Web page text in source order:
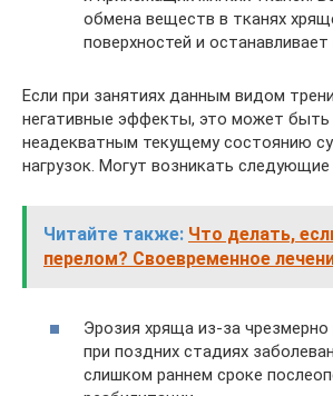
обмена веществ в тканях
поверхностей и останавливает
Если при занятиях данным видом
негативные эффекты, это может быть
неадекватным текущему состоянию
нагрузок. Могут возникать следующие
Читайте также: Что делать,
перелом? Своевременное
Эрозия хряща из-за чрезмерно
при поздних стадиях
слишком раннем сроке